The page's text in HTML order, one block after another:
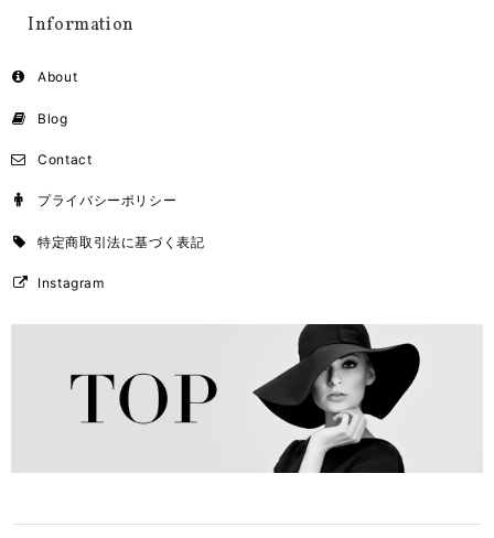
Information
About
Blog
Contact
プライバシーポリシー
特定商取引法に基づく表記
Instagram